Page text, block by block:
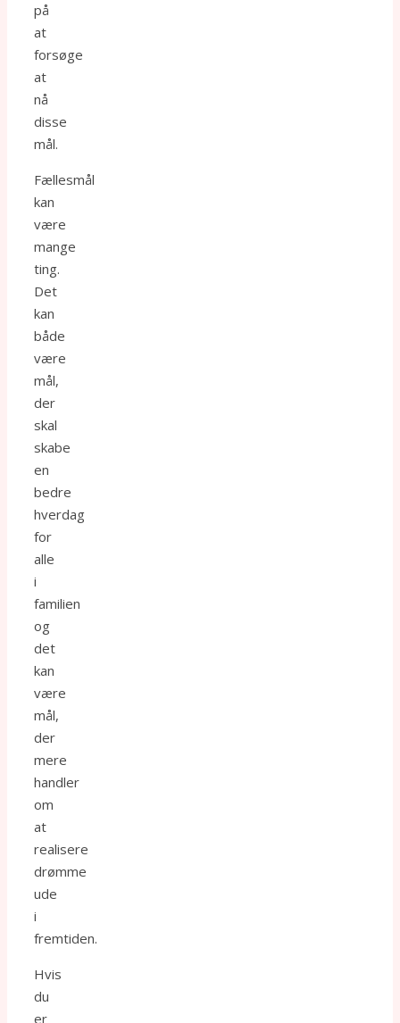
på
at
forsøge
at
nå
disse
mål.
Fællesmål
kan
være
mange
ting.
Det
kan
både
være
mål,
der
skal
skabe
en
bedre
hverdag
for
alle
i
familien
og
det
kan
være
mål,
der
mere
handler
om
at
realisere
drømme
ude
i
fremtiden.
Hvis
du
er